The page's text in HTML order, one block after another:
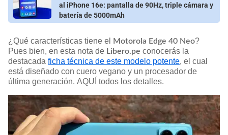
al iPhone 16e: pantalla de 90Hz, triple cámara y
batería de 5000mAh
¿Qué características tiene el Motorola Edge 40 Neo?
Pues bien, en esta nota de Libero.pe conocerás la
destacada ficha técnica de este modelo potente, el cual
está diseñado con cuero vegano y un procesador de
última generación. AQUÍ todos los detalles.